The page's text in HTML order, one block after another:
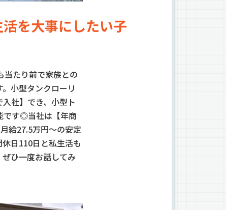
を大事にしたい子
たり前で家族との
小型タンクローリ
社】でき、小型ト
です◎当社は【年商
給27.5万円～の安定
日110日と私生活も
ひ一度お話してみ